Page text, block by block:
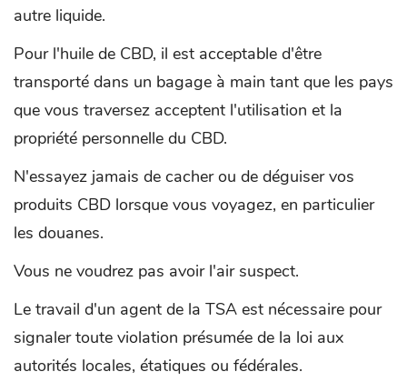
autre liquide.
Pour l'huile de CBD, il est acceptable d'être
transporté dans un bagage à main tant que les pays
que vous traversez acceptent l'utilisation et la
propriété personnelle du CBD.
N'essayez jamais de cacher ou de déguiser vos
produits CBD lorsque vous voyagez, en particulier
les douanes.
Vous ne voudrez pas avoir l'air suspect.
Le travail d'un agent de la TSA est nécessaire pour
signaler toute violation présumée de la loi aux
autorités locales, étatiques ou fédérales.